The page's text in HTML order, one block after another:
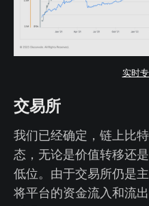
实时
交易所
我们已经确定，链上比
态，无论是价值转移还
低位。由于交易所仍是
将平台的资金流入和流